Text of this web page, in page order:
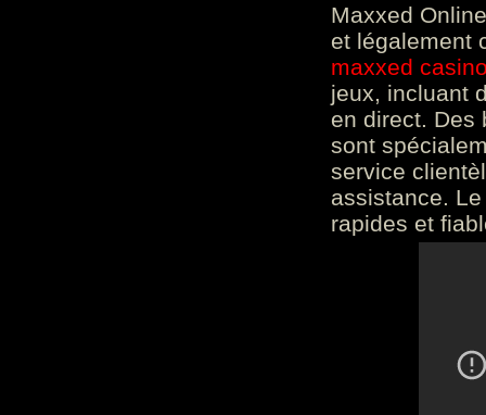
Maxxed
et légalement
maxxed
jeux, incluant
en direct. Des
sont
service
assistance.
rapides et